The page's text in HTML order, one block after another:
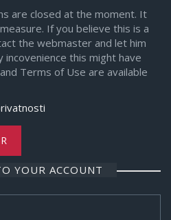
are closed at the moment. It
If you believe this is a
the webmaster and let him
incovenience this might have
Terms of Use are available
YOUR ACCOUNT